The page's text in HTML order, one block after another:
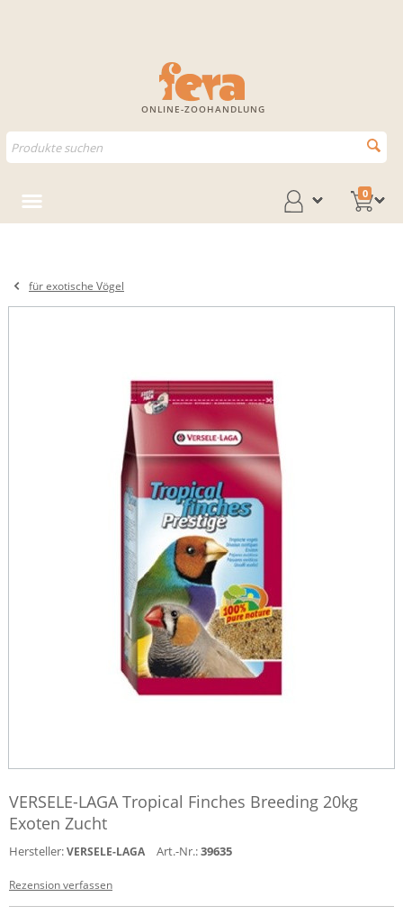
ONLINE-ZOOHANDLUNG
0
für exotische Vögel
VERSELE-LAGA Tropical Finches Breeding 20kg
Exoten Zucht
Hersteller:VERSELE-LAGA Art.-Nr.:39635
Rezension verfassen